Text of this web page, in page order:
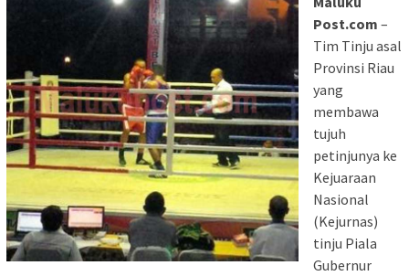
Post.com –
Tim Tinju asal
Provinsi Riau
yang
membawa
tujuh
petinjunya ke
Kejuaraan
Nasional
(Kejurnas)
tinju Piala
Gubernur